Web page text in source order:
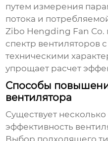
путем измерения
потока и
Zibo Hengding Fan Co.
спектр вентиляторов
техническими
упрощает расчет
Способы
вентилятора
Существует
эффективность